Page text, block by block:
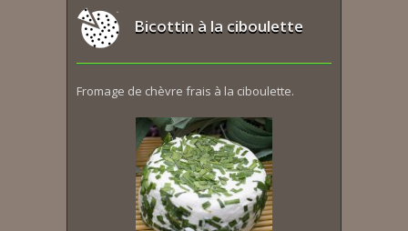
Bicottin à la ciboulette
Fromage de chèvre frais à la ciboulette.